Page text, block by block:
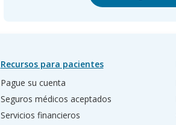
Recursos para pacientes
Pague su cuenta
Seguros médicos aceptados
Servicios financieros